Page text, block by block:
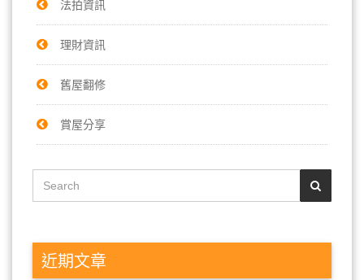
法拍資訊
理財資訊
舊屋翻修
賞屋分享
近期文章